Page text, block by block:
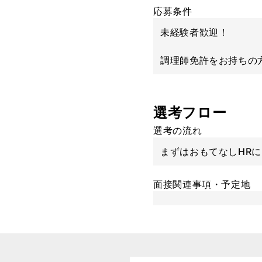
応募条件
未経験者歓迎！
調理師免許をお持ちの
選考フロー
選考の流れ
まずはおもてなしHR
面接関連事項・予定地